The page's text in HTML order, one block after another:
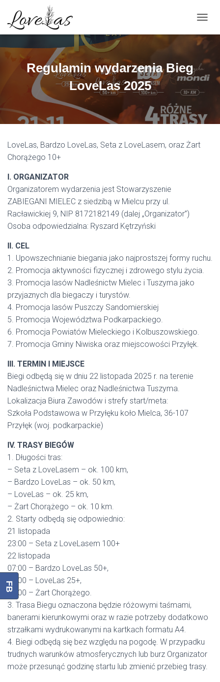
Regulamin wydarzenia Bieg
LoveLas 2025
LoveLas, Bardzo LoveLas, Seta z LoveLasem, oraz Żart
Chorążego 10+
I. ORGANIZATOR
Organizatorem wydarzenia jest Stowarzyszenie
ZABIEGANI MIELEC z siedzibą w Mielcu przy ul.
Racławickiej 9, NIP 8172182149 (dalej „Organizator”)
Osoba odpowiedzialna: Ryszard Kętrzyński
II. CEL
1. Upowszechnianie biegania jako najprostszej formy ruchu.
2. Promocja aktywności fizycznej i zdrowego stylu życia.
3. Promocja lasów Nadleśnictw Mielec i Tuszyma jako
przyjaznych dla biegaczy i turystów.
4. Promocja lasów Puszczy Sandomierskiej
5. Promocja Województwa Podkarpackiego.
6. Promocja Powiatów Mieleckiego i Kolbuszowskiego.
7. Promocja Gminy Niwiska oraz miejscowości Przyłęk.
III. TERMIN I MIEJSCE
Biegi odbędą się w dniu 22 listopada 2025 r. na terenie
Nadleśnictwa Mielec oraz Nadleśnictwa Tuszyma.
Lokalizacja Biura Zawodów i strefy start/meta:
Szkoła Podstawowa w Przyłęku koło Mielca, 36-107
Przyłęk (woj. podkarpackie)
IV. TRASY BIEGÓW
1. Długości tras:
– Seta z LoveLasem – ok. 100 km,
– Bardzo LoveLas – ok. 50 km,
– LoveLas – ok. 25 km,
– Żart Chorążego – ok. 10 km.
2. Starty odbędą się odpowiednio:
21 listopada
23:00 – Seta z LoveLasem 100+
22 listopada
07:00 – Bardzo LoveLas 50+,
09:00 – LoveLas 25+,
10:00 – Żart Chorążego.
3. Trasa Biegu oznaczona będzie różowymi taśmami,
banerami kierunkowymi oraz w razie potrzeby dodatkowo
strzałkami wydrukowanymi na kartkach formatu A4.
4. Biegi odbędą się bez względu na pogodę. W przypadku
trudnych warunków atmosferycznych lub burz Organizator
może przesunąć godzinę startu lub zmienić przebieg trasy.
FB